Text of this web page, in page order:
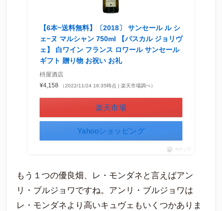
【6本~送料無料】〔2018〕 サンセール ル シ
ェ−ヌ マルシャン 750ml 【パスカル ジョリヴ
ェ】 白ワイン フランス ロワール サンセール
ギフト 贈り物 お祝い お礼
枡屋酒店
¥4,158
（2022/11/24 16:35時点 | 楽天市場調べ）
楽天市場
Yahooショッピング
ポチップ
もう１つの優良畑、レ・モンダネと言えばアン
リ・ブルジョワですね。アンリ・ブルジョワは
レ・モンダネより高いキュヴェもいくつかありま